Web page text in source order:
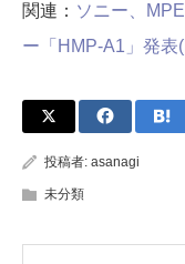
関連： ソニー、
ー「HMP-A1」発表
投稿者: asanagi
未分類